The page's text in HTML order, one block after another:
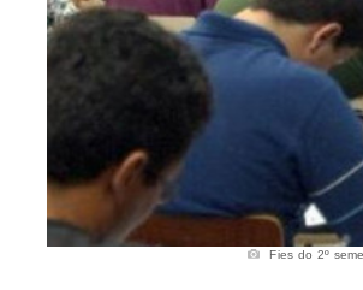
Fies do 2º